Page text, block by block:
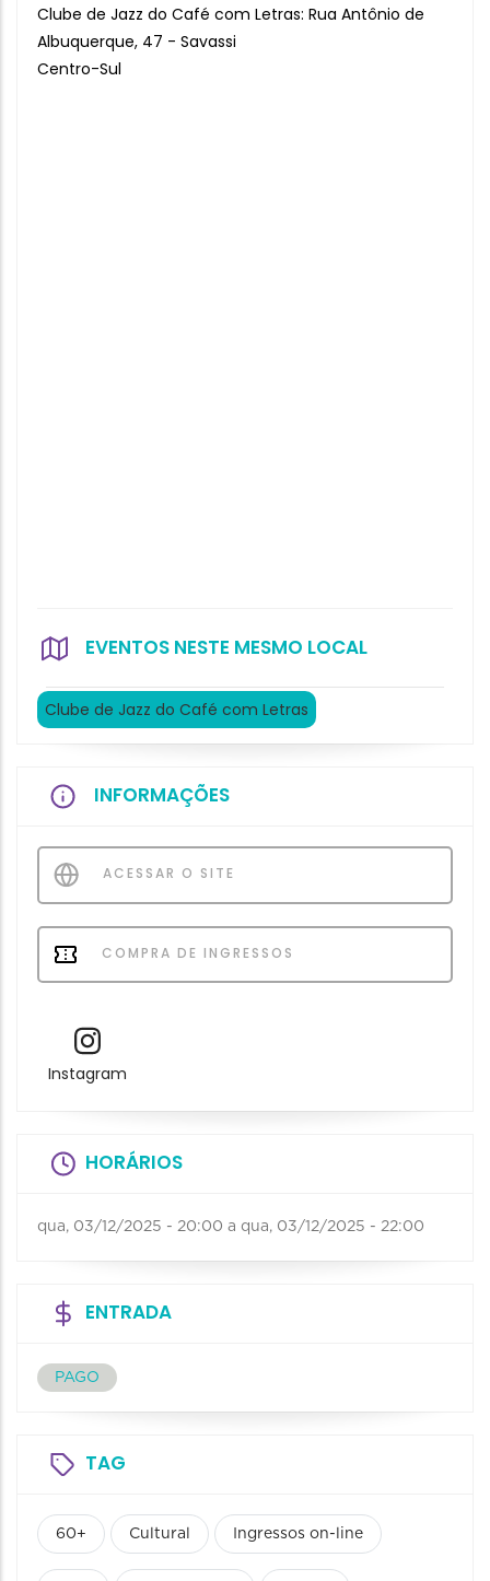
Clube de Jazz do Café com Letras: Rua Antônio de
Albuquerque, 47 - Savassi
Centro-Sul
EVENTOS NESTE MESMO LOCAL
Clube de Jazz do Café com Letras
INFORMAÇÕES
ACESSAR O SITE
COMPRA DE INGRESSOS
Instagram
HORÁRIOS
qua, 03/12/2025 - 20:00 a qua, 03/12/2025 - 22:00
ENTRADA
PAGO
TAG
60+ Cultural Ingressos on-line